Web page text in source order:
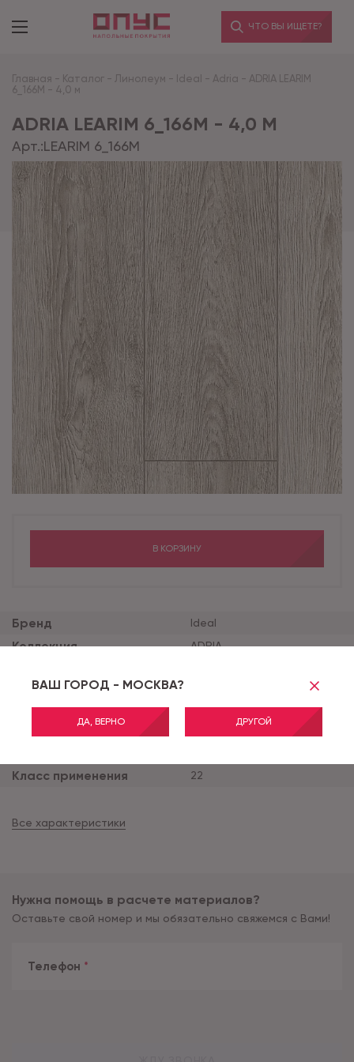
ВАШ ГОРОД - МОСКВА?
ДА, ВЕРНО ДРУГОЙ
ЧТО ВЫ ИЩЕТЕ?
Главная - Каталог - Линолеум - Ideal - Adria - ADRIA LEARIM
6_166M - 4,0 м
ADRIA LEARIM 6_166M - 4,0 М
Арт.:LEARIM 6_166M
Бренд Ideal
Коллекция ADRIA
Толщина защитного сло
я (мм)
Ширина рулона (м)
Класс применения 22
Все характеристики
В КОРЗИНУ
Нужна помощь в расчете материалов?
Оставьте свой номер и мы обязательно свяжемся с Вами!
Телефон *